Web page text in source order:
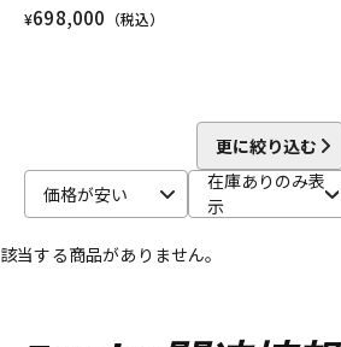
¥698,000 （税込）
更に絞り込む
価格が安い
在庫ありのみ表
示
該当する商品がありません。